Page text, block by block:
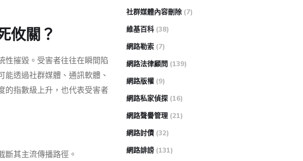
攸關？
性摧毀。受害者往往在瞬間陷
透過社群媒體、通訊軟體、
的指數級上升，也代表受害者
斷其主流傳播路徑。
社群媒體內容刪除 (7)
維基百科 (38)
網路勒索 (7)
網路法律顧問 (139)
網路版權 (9)
網路私家偵探 (16)
網路聲譽管理 (21)
網路討債 (32)
網路誹謗 (131)